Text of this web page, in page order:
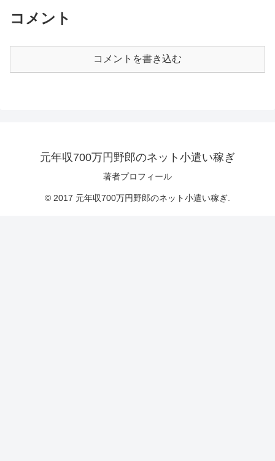
コメント
コメントを書き込む
元年収700万円野郎のネット小遣い稼ぎ
著者プロフィール
© 2017 元年収700万円野郎のネット小遣い稼ぎ.